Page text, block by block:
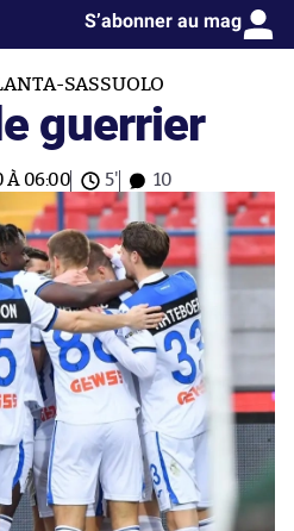
S’abonner au mag
SASSUOLO
guerrier
À 06:00 5' 10